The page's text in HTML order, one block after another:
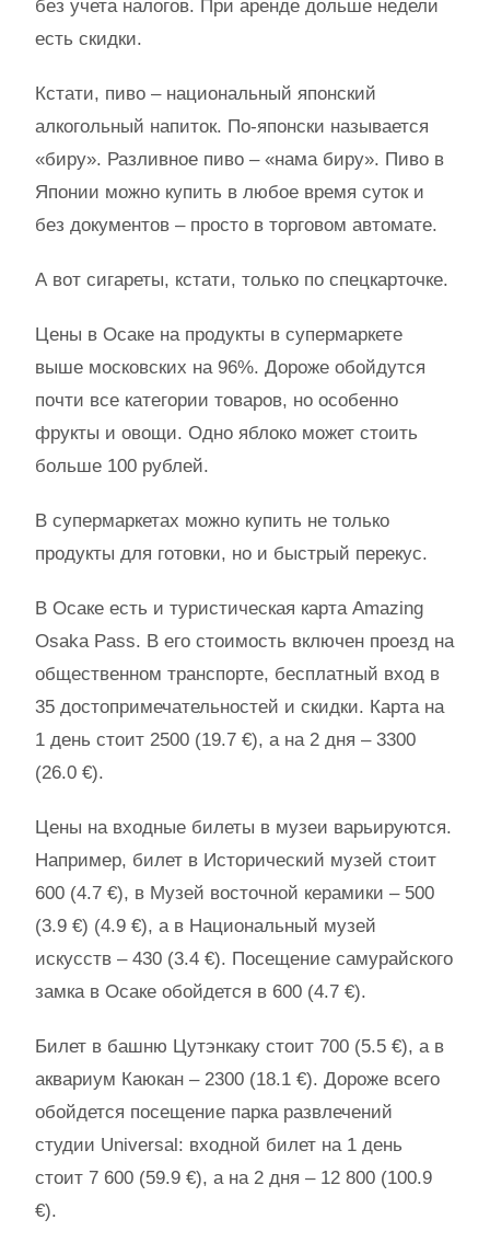
без учета налогов. При аренде дольше недели
есть скидки.
Кстати, пиво – национальный японский
алкогольный напиток. По-японски называется
«биру». Разливное пиво – «нама биру». Пиво в
Японии можно купить в любое время суток и
без документов – просто в торговом автомате.
А вот сигареты, кстати, только по спецкарточке.
Цены в Осаке на продукты в супермаркете
выше московских на 96%. Дороже обойдутся
почти все категории товаров, но особенно
фрукты и овощи. Одно яблоко может стоить
больше 100 рублей.
В супермаркетах можно купить не только
продукты для готовки, но и быстрый перекус.
В Осаке есть и туристическая карта Amazing
Osaka Pass. В его стоимость включен проезд на
общественном транспорте, бесплатный вход в
35 достопримечательностей и скидки. Карта на
1 день стоит 2500 (19.7 €), а на 2 дня – 3300
(26.0 €).
Цены на входные билеты в музеи варьируются.
Например, билет в Исторический музей стоит
600 (4.7 €), в Музей восточной керамики – 500
(3.9 €) (4.9 €), а в Национальный музей
искусств – 430 (3.4 €). Посещение самурайского
замка в Осаке обойдется в 600 (4.7 €).
Билет в башню Цутэнкаку стоит 700 (5.5 €), а в
аквариум Каюкан – 2300 (18.1 €). Дороже всего
обойдется посещение парка развлечений
студии Universal: входной билет на 1 день
стоит 7 600 (59.9 €), а на 2 дня – 12 800 (100.9
€).